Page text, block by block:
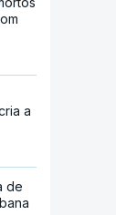
a
de